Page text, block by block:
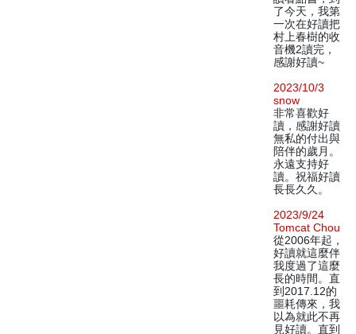
了今天，我第
一次在好讀把
村上春樹的收
音機2讀完，
感謝好讀~
2023/10/3
snow
非常喜歡好
讀，感謝好讀
無私的付出與
陪伴的歲月。
永遠支持好
讀。祝福好讀
長長久久。
2023/9/24
Tomcat Chou
從2006年起，
好讀就這麼伴
我度過了這麼
長的時間。直
到2017.12的
噩耗傳來，我
以為就此不再
見好讀。直到